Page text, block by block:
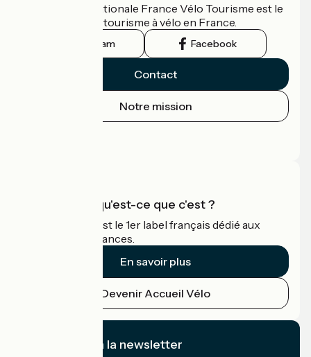
L'association nationale France Vélo Tourisme est le
guide officiel du tourisme à vélo en France.
Instagram Facebook
Contact
Notre mission
Accueil Vélo qu'est-ce que c'est ?
Accueil Vélo c'est le 1er label français dédié aux
cyclistes en vacances.
En savoir plus
Devenir Accueil Vélo
Je m'abonne à la newsletter